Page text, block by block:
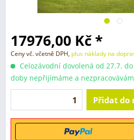
17976,00 Kč *
Ceny vč. včetně DPH, plus náklady na
Celozávodní dovolená od 27.7.
doby nepřijímáme a
Přidat do